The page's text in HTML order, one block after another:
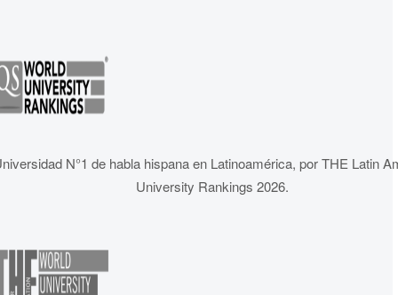
N°1 de habla hispana en Latinoamérica, por THE Latin
University Rankings 2026.